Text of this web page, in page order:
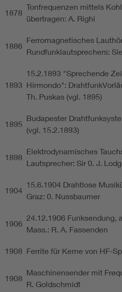
1878
Tonfrequenzen mittels
übertragen: A. Righi
1886
Ferromagnetisches
Rundfunklautsprechers:
1893
15.2.1893 "Sprechende
Hirmondo":
Th. Puskas (vgl. 1895)
1895
Budapester
(vgl. 15.2.1893)
1898
Elektrodynamisches
Lautsprecher: Sir 0. J.
1904
15.6.1904 Drahtlose
Graz: 0. Nussbaumer
1906
24.12.1906 Funksendung,
Mass.: R. A. Fassenden
1908 Ferrite für Kerne von HF-
1908
Maschinensender mit
R. Goldschmidt